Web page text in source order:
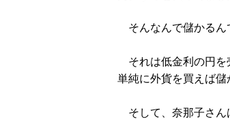
そんなんで儲かるん
それは低金利の円を
単純に外貨を買えば儲
そして、奈那子さん